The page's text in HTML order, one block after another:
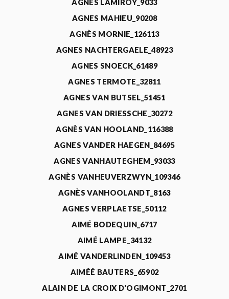
AGNES LAMIROY_9033
AGNES MAHIEU_90208
AGNÈS MORNIE_126113
AGNES NACHTERGAELE_48923
AGNES SNOECK_61489
AGNES TERMOTE_32811
AGNES VAN BUTSEL_51451
AGNES VAN DRIESSCHE_30272
AGNÈS VAN HOOLAND_116388
AGNES VANDER HAEGEN_84695
AGNES VANHAUTEGHEM_93033
AGNÈS VANHEUVERZWYN_109346
AGNÈS VANHOOLANDT_8163
AGNES VERPLAETSE_50112
AIMÉ BODEQUIN_6717
AIMÉ LAMPE_34132
AIMÉ VANDERLINDEN_109453
AIMÉÉ BAUTERS_65902
ALAIN DE LA CROIX D'OGIMONT_2701